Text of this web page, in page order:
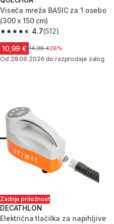
Viseča mreža BASIC za 1 osebo
(300 x 150 cm)
4.7
4.7 od 5 zvezdic from 512 ocene
(512)
10,99 € Cena pred znižanjem
14,99 €26%
Od 28.06.2026 do razprodaje zalog
Zadnja priložnost
DECATHLON
Električna tlačilka za napihljive